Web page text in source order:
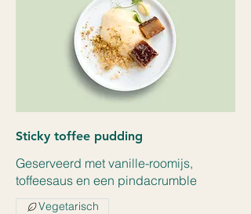
Sticky toffee pudding
Geserveerd met vanille-roomijs,
toffeesaus en een pindacrumble
Vegetarisch